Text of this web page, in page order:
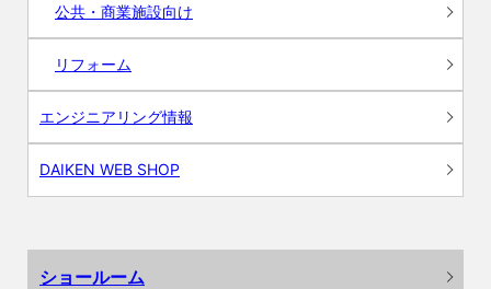
公共・商業施設向け
リフォーム
エンジニアリング情報
DAIKEN WEB SHOP
ショールーム